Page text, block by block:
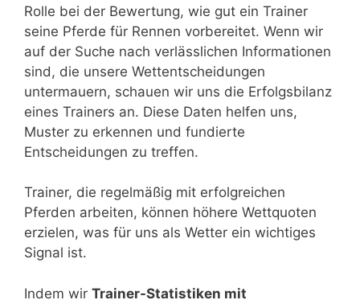
Rolle bei der Bewertung, wie gut ein Trainer
seine Pferde für Rennen vorbereitet. Wenn wir
auf der Suche nach verlässlichen Informationen
sind, die unsere Wettentscheidungen
untermauern, schauen wir uns die Erfolgsbilanz
eines Trainers an. Diese Daten helfen uns,
Muster zu erkennen und fundierte
Entscheidungen zu treffen.
Trainer, die regelmäßig mit erfolgreichen
Pferden arbeiten, können höhere Wettquoten
erzielen, was für uns als Wetter ein wichtiges
Signal ist.
Indem wir Trainer-Statistiken mit